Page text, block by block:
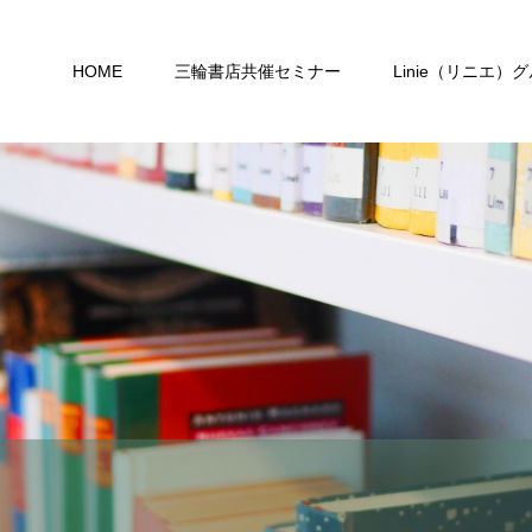
HOME 三輪書店共催セミナー Linie（リニエ）